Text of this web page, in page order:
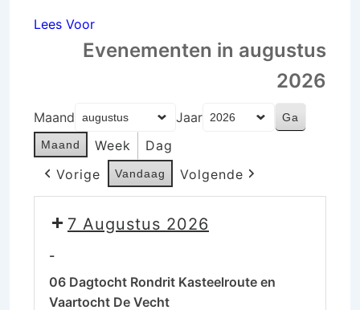
Lees Voor
Evenementen in augustus
2026
Maand Jaar
Maand Week
Dag
Vorige
Vandaag Volgende
7 Augustus 2026
-
06 Dagtocht Rondrit Kasteelroute en
Vaartocht De Vecht